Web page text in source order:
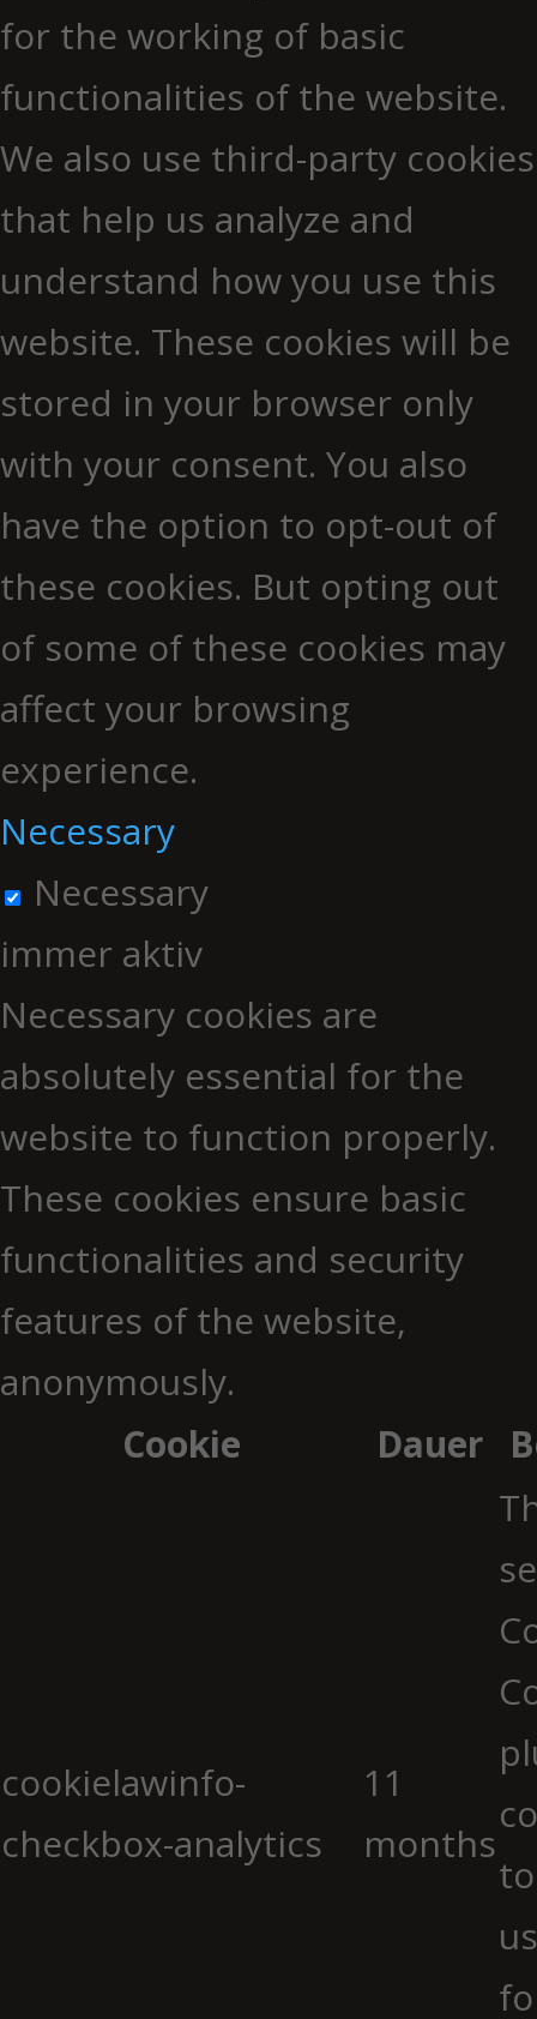
for the working of basic
functionalities of the website.
We also use third-party cookies
that help us analyze and
understand how you use this
website. These cookies will be
stored in your browser only
with your consent. You also
have the option to opt-out of
these cookies. But opting out
of some of these cookies may
affect your browsing
experience.
Necessary
Necessary
immer aktiv
Necessary cookies are
absolutely essential for the
website to function properly.
These cookies ensure basic
functionalities and security
features of the website,
anonymously.
Cookie
Dauer
cookielawinfo-
checkbox-analytics
11
months